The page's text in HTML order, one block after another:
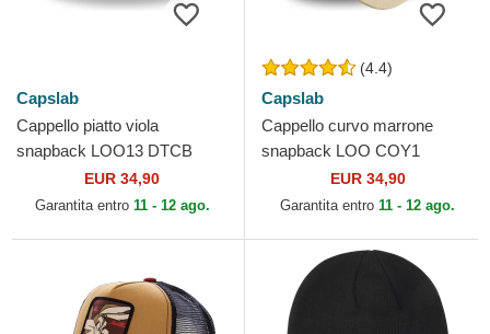
Capslab
Cappello piatto viola
snapback LOO13 DTCB
Coyote Looney Tunes di
Capslab
EUR 34,90
Garantita entro 11 - 12 ago.
(4.4)
Capslab
Cappello curvo marrone
snapback LOO COY1
Coyote Looney Tunes di
Capslab
EUR 34,90
Garantita entro 11 - 12 ago.